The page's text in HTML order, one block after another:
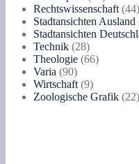
Produkte
Rechtswissenschaft 44
Stadtansichten Ausland
Stadtansichten
Technik 2828
Produkte
Theologie 6666
Varia 9090
Produkte
Wirtschaft 99
Produkte
Zoologische Grafik 22